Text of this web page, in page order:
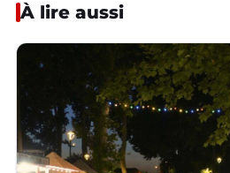
À lire aussi